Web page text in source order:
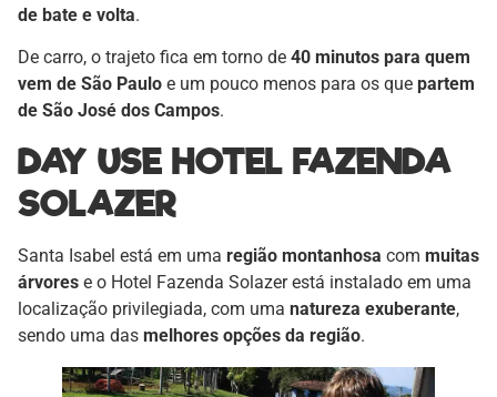
de bate e volta.
De carro, o trajeto fica em torno de 40 minutos para quem
vem de São Paulo e um pouco menos para os que partem
de São José dos Campos.
DAY USE HOTEL FAZENDA
SOLAZER
Santa Isabel está em uma região montanhosa com muitas
árvores e o Hotel Fazenda Solazer está instalado em uma
localização privilegiada, com uma natureza exuberante,
sendo uma das melhores opções da região.